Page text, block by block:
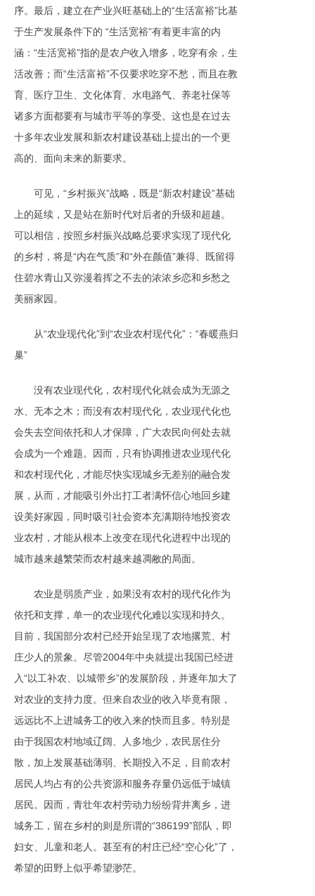
序。最后，建立在产业兴旺基础上的“生活富裕”比基
于生产发展条件下的 “生活宽裕”有着更丰富的内
涵：“生活宽裕”指的是农户收入增多，吃穿有余，生
活改善；而“生活富裕”不仅要求吃穿不愁，而且在教
育、医疗卫生、文化体育、水电路气、养老社保等
诸多方面都要有与城市平等的享受。这也是在过去
十多年农业发展和新农村建设基础上提出的一个更
高的、面向未来的新要求。
可见，“乡村振兴”战略，既是“新农村建设”基础
上的延续，又是站在新时代对后者的升级和超越。
可以相信，按照乡村振兴战略总要求实现了现代化
的乡村，将是“内在气质”和“外在颜值”兼得、既留得
住碧水青山又弥漫着挥之不去的浓浓乡恋和乡愁之
美丽家园。
从“农业现代化”到“农业农村现代化”：“春暖燕归
巢”
没有农业现代化，农村现代化就会成为无源之
水、无本之木；而没有农村现代化，农业现代化也
会失去空间依托和人才保障，广大农民向何处去就
会成为一个难题。因而，只有协调推进农业现代化
和农村现代化，才能尽快实现城乡无差别的融合发
展，从而，才能吸引外出打工者满怀信心地回乡建
设美好家园，同时吸引社会资本充满期待地投资农
业农村，才能从根本上改变在现代化进程中出现的
城市越来越繁荣而农村越来越凋敝的局面。
农业是弱质产业，如果没有农村的现代化作为
依托和支撑，单一的农业现代化难以实现和持久。
目前，我国部分农村已经开始呈现了农地撂荒、村
庄少人的景象。尽管2004年中央就提出我国已经进
入“以工补农、以城带乡”的发展阶段，并逐年加大了
对农业的支持力度。但来自农业的收入毕竟有限，
远远比不上进城务工的收入来的快而且多。特别是
由于我国农村地域辽阔、人多地少，农民居住分
散，加上发展基础薄弱、长期投入不足，目前农村
居民人均占有的公共资源和服务存量仍远低于城镇
居民。因而，青壮年农村劳动力纷纷背井离乡，进
城务工，留在乡村的则是所谓的“386199”部队，即
妇女、儿童和老人。甚至有的村庄已经“空心化”了，
希望的田野上似乎希望渺茫。